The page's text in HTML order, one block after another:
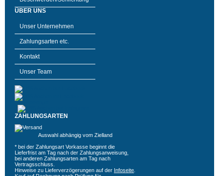
ÜBER UNS
Unser Unternehmen
Zahlungsarten etc.
Kontakt
Unser Team
ZAHLUNGSARTEN
Auswahl abhängig vom Zielland
* bei der Zahlungsart Vorkasse beginnt die
Lieferfrist am Tag nach der Zahlungsanweisung,
bei anderen Zahlungsarten am Tag nach
Vertragsschluss.
Hinweise zu Lieferverzögerungen auf der Infoseite